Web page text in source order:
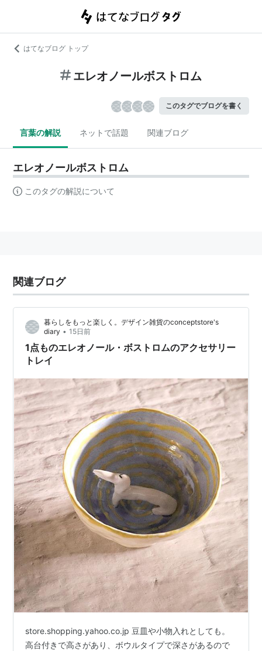
はてなブログ トップ
エレオノールボストロム
このタグでブログを書く
言葉の解説 ネットで話題 関連ブログ
エレオノールボストロム
このタグの解説について
関連ブログ
暮らしをもっと楽しく。デザイン雑貨のconceptstore's
diary • 15日前
1点ものエレオノール・ボストロムのアクセサリー
トレイ
store.shopping.yahoo.co.jp 豆皿や小物入れとしても。
高台付きで高さがあり、ボウルタイプで深さがあるので